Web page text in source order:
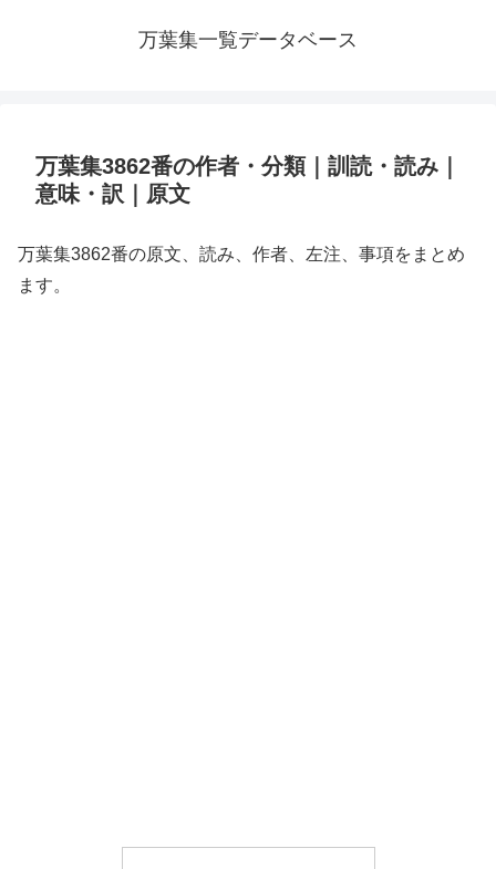
万葉集一覧データベース
万葉集3862番の作者・分類｜訓読・読み｜
意味・訳｜原文
万葉集3862番の原文、読み、作者、左注、事項をまとめ
ます。